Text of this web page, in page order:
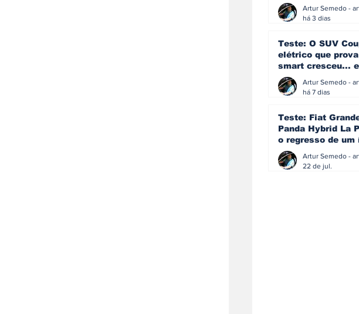
ainda acredita na
manualhá 3 dias
Teste: O SUV
elétrico que
smart cresceu... e
amadureceu
há 7 dias
Teste: Fiat
Panda Hybrid La
o regresso de um
que percebeu que
evoluir não
perder a
22 de jul.